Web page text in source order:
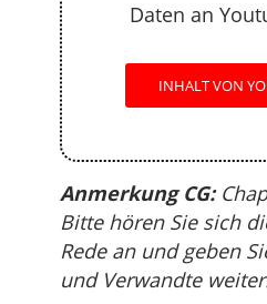
Daten an
INHALT VON
Anmerkung CG:
Bitte hören Sie sich
Rede an und geben
und Verwandte